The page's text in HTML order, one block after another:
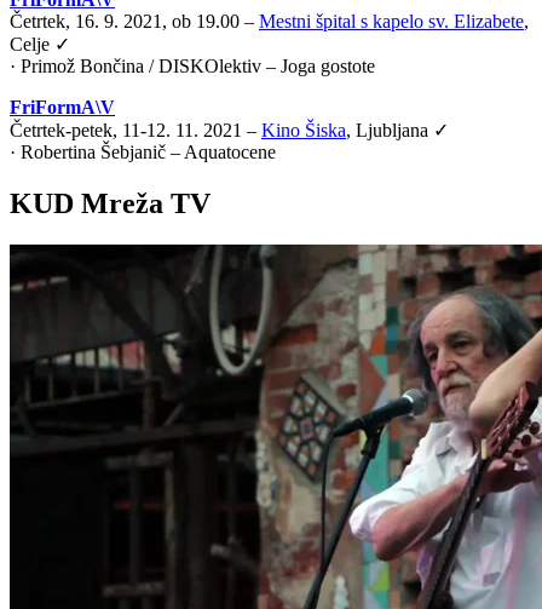
Četrtek, 16. 9. 2021, ob 19.00 – Mestni špital s kapelo sv. Elizabete,
Celje ✓
· Primož Bončina / DISKOlektiv – Joga gostote
FriFormA\V
Četrtek-petek, 11-12. 11. 2021 – Kino Šiska, Ljubljana ✓
· Robertina Šebjanič – Aquatocene
KUD Mreža TV